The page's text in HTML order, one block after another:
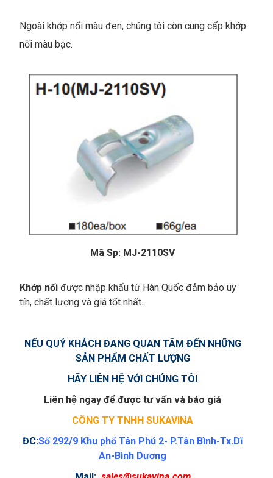
Ngoài khớp nối màu đen, chúng tôi còn cung cấp khớp
nối màu bạc.
Mã Sp: MJ-2110SV
Khớp nốiđược nhập khẩu từ Hàn Quốc đảm bảo uy
tín, chất lượng và giá tốt nhất.
NẾU QUÝ KHÁCH ĐANG QUAN TÂM ĐẾN NHỮNG
SẢN PHẨM CHẤT LƯỢNG
HÃY LIÊN HỆ VỚI CHÚNG TÔI
Liên hệ ngay để được tư vấn và báo giá
CÔNG TY TNHH SUKAVINA
ĐC:Số 292/9 Khu phố Tân Phú 2- P.Tân Bình-Tx.Dĩ
An-Bình Dương